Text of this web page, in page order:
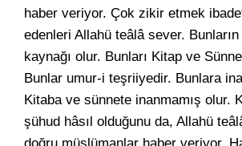
haber veriyor. Çok zikir etmek
edenleri Allahü teâlâ sever.
kaynağı olur. Bunları Kitap ve
Bunlar umur-i teşriiyedir. Bunlara
Kitaba ve sünnete inanmamış olur.
şühud hâsıl olduğunu da, Allahü